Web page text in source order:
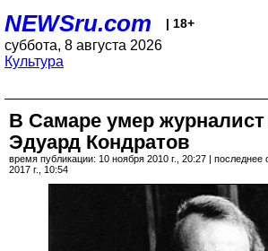
NEWSru.com | 18+
суббота, 8 августа 2026
Культура
В Самаре умер журналист
Эдуард Кондратов
время публикации: 10 ноября 2010 г., 20:27 | последнее
2017 г., 10:54